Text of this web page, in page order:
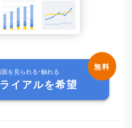
を見られる・触れる
イアルを希望